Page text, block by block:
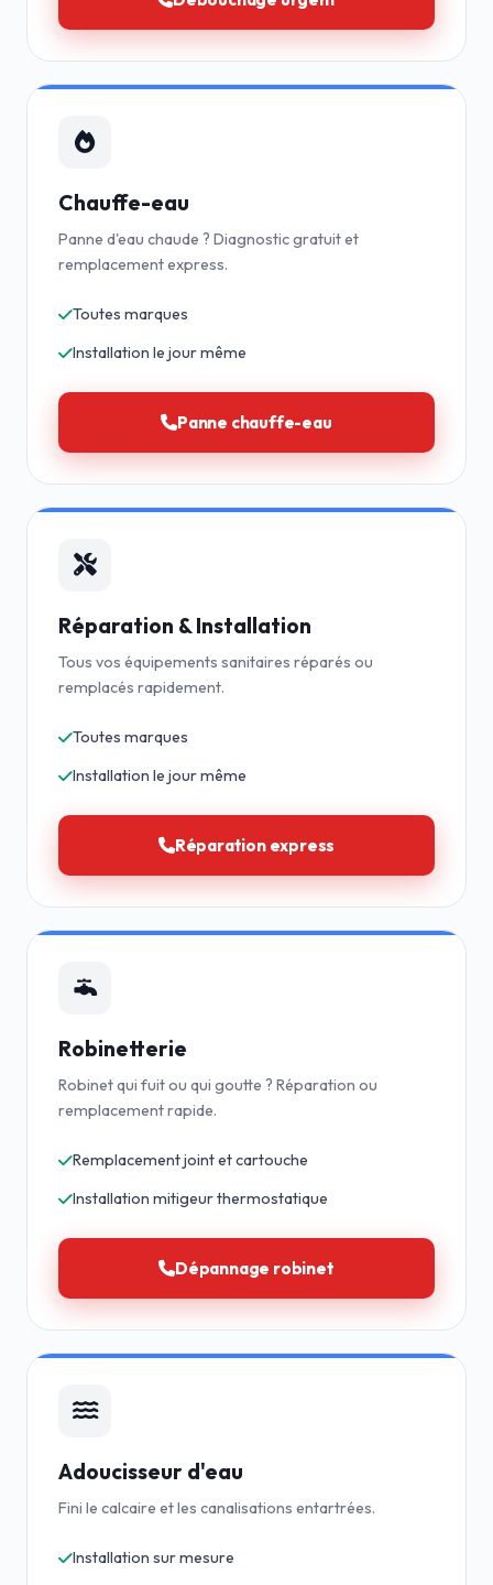
Chauffe-eau
Panne d'eau chaude ? Diagnostic gratuit et
remplacement express.
Toutes marques
Installation le jour même
Panne chauffe-eau
Réparation & Installation
Tous vos équipements sanitaires réparés ou
remplacés rapidement.
Toutes marques
Installation le jour même
Réparation express
Robinetterie
Robinet qui fuit ou qui goutte ? Réparation ou
remplacement rapide.
Remplacement joint et cartouche
Installation mitigeur thermostatique
Dépannage robinet
Adoucisseur d'eau
Fini le calcaire et les canalisations entartrées.
Installation sur mesure